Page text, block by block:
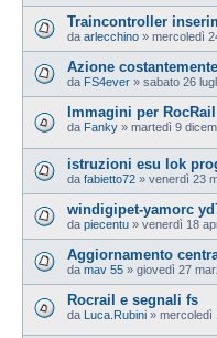
Traincontroller
da arlecchino » mercoledì
Azione
da FS4ever » sabato 26
Immagini per RocRail
da Fanky » martedì 9
istruzioni esu lok
da fabietto72 » venerdì 23
windigipet-yamorc
da piecentu » venerdì 18
Aggiornamento
da mav 55 » giovedì 27
Rocrail e segnali fs
da Luca.Rubini » mercoledì